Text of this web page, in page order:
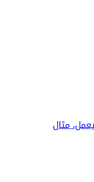
مثال